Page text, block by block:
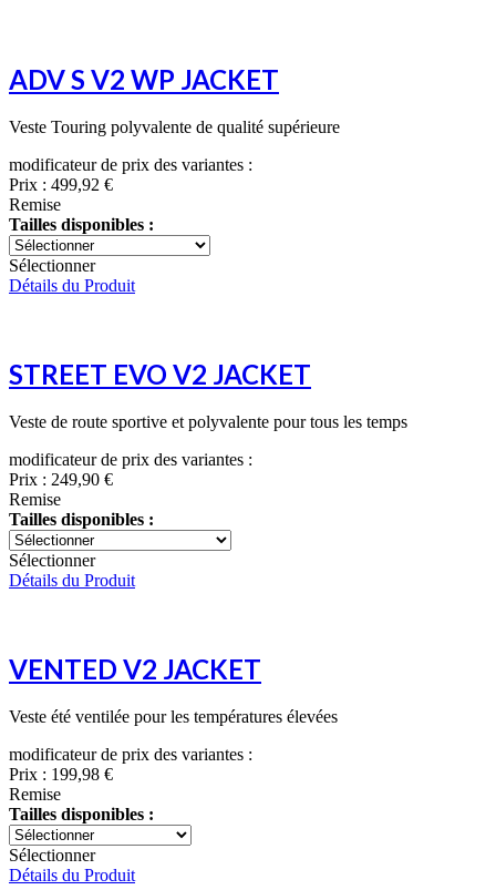
ADV S V2 WP JACKET
Veste Touring polyvalente de qualité supérieure
modificateur de prix des variantes :
Prix : 499,92 €
Remise
Tailles disponibles :
Sélectionner
Détails du Produit
STREET EVO V2 JACKET
Veste de route sportive et polyvalente pour tous les temps
modificateur de prix des variantes :
Prix : 249,90 €
Remise
Tailles disponibles :
Sélectionner
Détails du Produit
VENTED V2 JACKET
Veste été ventilée pour les températures élevées
modificateur de prix des variantes :
Prix : 199,98 €
Remise
Tailles disponibles :
Sélectionner
Détails du Produit